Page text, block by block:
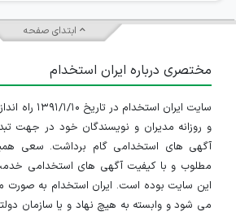
استخدام حسابدار
۷ ماه پیش
استخدام پرستار
تهران
۸ ماه پیش
ابتدای صفحه
مختصری درباره ایران استخدام
سایت ایران
و روزانه مدیران و نویسندگان خود در جهت
آگهی های استخدامی گام برداشت. سعی
مطلوب و با کیفیت آگهی های استخدامی خدمت
این سایت بوده است. ایران استخدام به
می شود و وابسته به هیچ نهاد و یا سازمان